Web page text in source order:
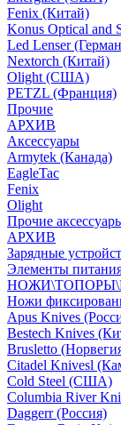
Fenix (Китай)
Konus Optical and
Led Lenser
Nextorch (Китай)
Olight (США)
PETZL (Франция)
Прочие
АРХИВ
Аксессуары
Armytek (Канада)
EagleTac
Fenix
Olight
Прочие
АРХИВ
Зарядные
Элементы
Ножи
Apus Knives
Bestech Knives
Brusletto
Citadel Knivesl
Cold Steel (США)
Columbia River
Daggerr (Россия)